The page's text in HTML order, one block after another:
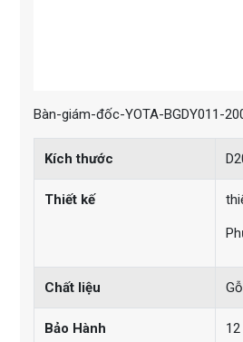
Bàn-giám-đốc-YOTA-BGDY011-
Kích thước
Thiết kế
Chất liệu Gỗ
Bảo Hành